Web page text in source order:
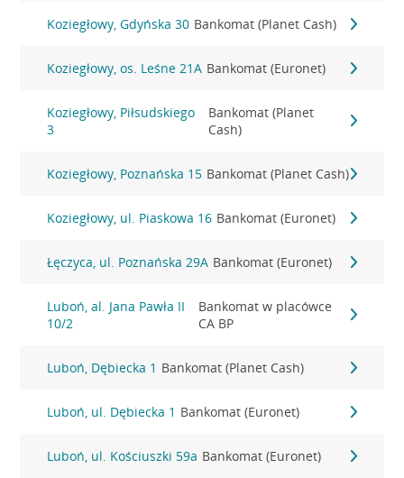
Koziegłowy, Gdyńska 30 Bankomat (Planet Cash)
Koziegłowy, os. Leśne 21A Bankomat (Euronet)
Koziegłowy, Piłsudskiego
3
Bankomat (Planet
Cash)
Koziegłowy, Poznańska 15 Bankomat (Planet Cash)
Koziegłowy, ul. Piaskowa 16 Bankomat (Euronet)
Łęczyca, ul. Poznańska 29A Bankomat (Euronet)
Luboń, al. Jana Pawła II
10/2
Bankomat w placówce
CA BP
Luboń, Dębiecka 1 Bankomat (Planet Cash)
Luboń, ul. Dębiecka 1 Bankomat (Euronet)
Luboń, ul. Kościuszki 59a Bankomat (Euronet)